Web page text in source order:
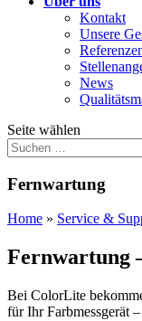
Kontakt
Unsere
News
Seite wählen
Fernwartung
Home » Service &
Fernwartung
Bei ColorLite
für Ihr Farbmessgerät